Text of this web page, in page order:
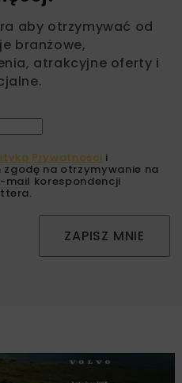
aby otrzymywać od
branżowe,
atrakcyjne oferty i
Prywatności i
zgodę na otrzymywanie na
mail korespondencji
ZAPISZ MNIE